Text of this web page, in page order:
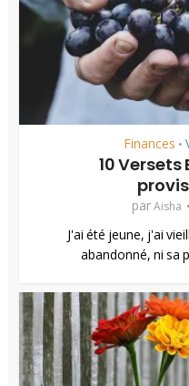
Finances •
10
parAisha
J'ai été jeune, j'ai
abandonné, ni sa